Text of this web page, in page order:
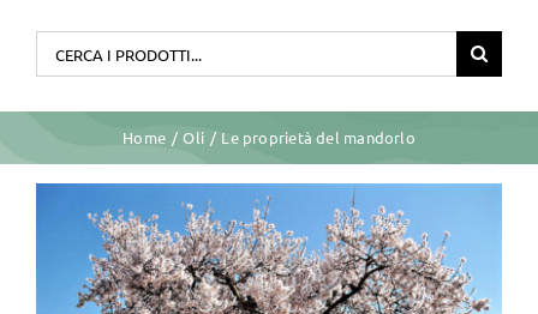
LETTINI MASSAGGIO
ABBIGLIAMENTO
Cerca
per:
Home Oli Le proprietà del mandorlo
immagine